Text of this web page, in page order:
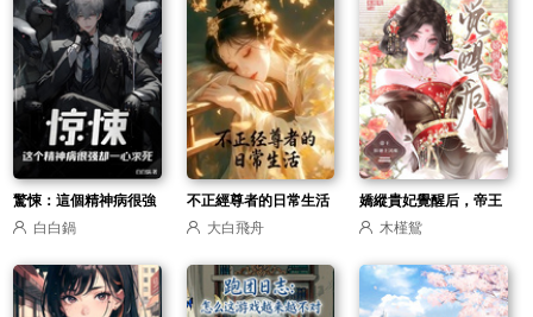
驚悚：這個精神病很強
卻一心求死
白白鍋
不正經尊者的日常生活
大白飛舟
嬌縱貴妃覺醒后，帝王
捧她上鳳座
木槿鴛